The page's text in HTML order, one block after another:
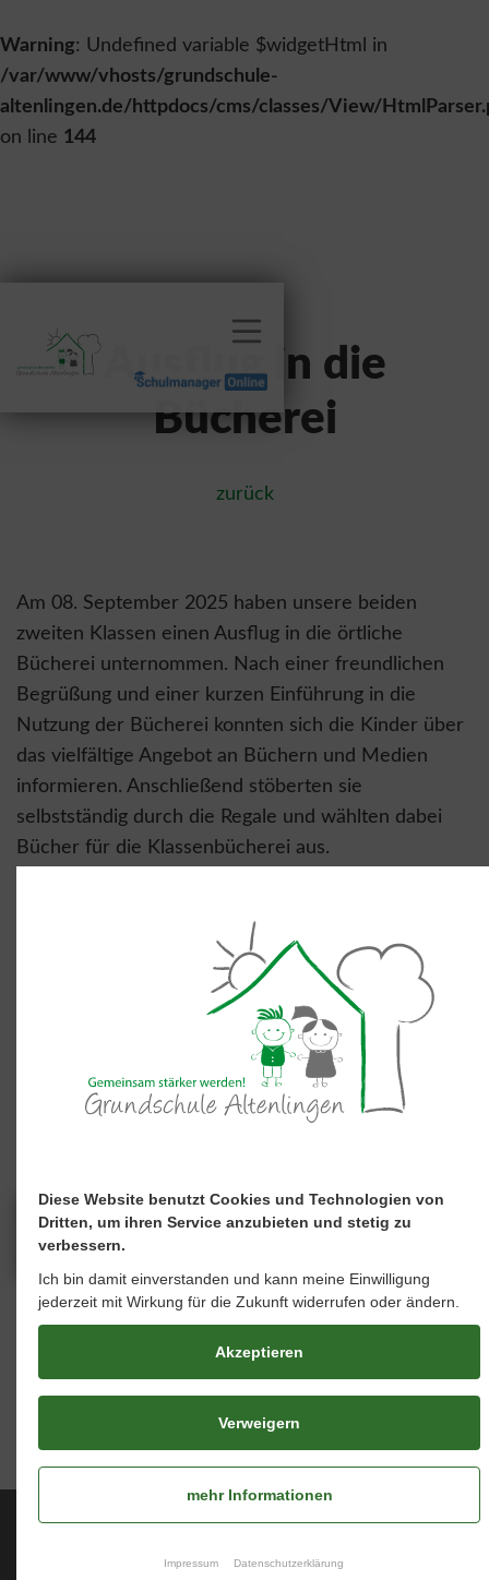
Warning: Undefined variable $widgetHtml in
/var/www/vhosts/grundschule-
altenlingen.de/httpdocs/cms/classes/View/
on line 144
Ausflug in die
Bücherei
zurück
Am 08. September 2025 haben unsere beiden
zweiten Klassen einen Ausflug in die örtliche
Bücherei unternommen. Nach einer freundlichen
Begrüßung und einer kurzen Einführung in die
Nutzung der Bücherei konnten sich die Kinder über
das vielfältige Angebot an Büchern und Medien
informieren. Anschließend stöberten sie
selbstständig durch die Regale und wählten dabei
Bücher für die Klassenbücherei aus.
mag keine Bücher. Nie. Niemals. Nie.' von Emma
Perry. Eine schöne Geschichte, die zum Nachdenken
anregt, wie spannend und abwechslungsreich
Der Besuch war für alle eine bereichernde
Erfahrung. Wir freuen uns darauf, die ausgewählten
Bücher nun gemeinsam in unseren Klassen zu
Über uns
Diese Website benutzt Cookies und Technologien von
Dritten, um ihren Service anzubieten und stetig zu
verbessern.
Ich bin damit einverstanden und kann meine Einwilligung
jederzeit mit Wirkung für die Zukunft widerrufen oder ändern.
Akzeptieren
Verweigern
mehr Informationen
Impressum Datenschutzerklärung